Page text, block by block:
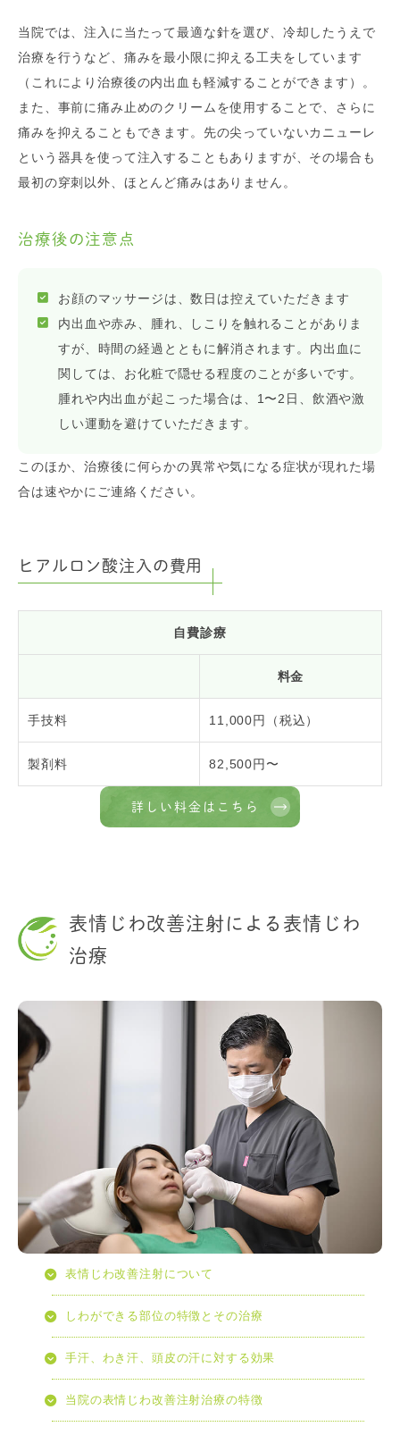
当院では、注入に当たって最適な針を選び、冷却したうえで
治療を行うなど、痛みを最小限に抑える工夫をしています
（これにより治療後の内出血も軽減することができます）。
また、事前に痛み止めのクリームを使用することで、さらに
痛みを抑えることもできます。先の尖っていないカニューレ
という器具を使って注入することもありますが、その場合も
最初の穿刺以外、ほとんど痛みはありません。
治療後の注意点
お顔のマッサージは、数日は控えていただきます
内出血や赤み、腫れ、しこりを触れることがありま
すが、時間の経過とともに解消されます。内出血に
関しては、お化粧で隠せる程度のことが多いです。
腫れや内出血が起こった場合は、1〜2日、飲酒や激
しい運動を避けていただきます。
このほか、治療後に何らかの異常や気になる症状が現れた場
合は速やかにご連絡ください。
ヒアルロン酸注入の費用
自費診療
料金
手技料 11,000円（税込）
製剤料 82,500円〜
詳しい料金はこちら
表情じわ改善注射による表情じわ
治療
表情じわ改善注射について
しわができる部位の特徴とその治療
手汗、わき汗、頭皮の汗に対する効果
当院の表情じわ改善注射治療の特徴